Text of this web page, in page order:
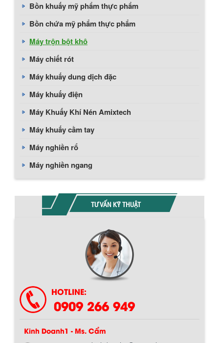
Bồn khuấy mỹ phẩm thực phẩm
Bồn chứa mỹ phẩm thực phẩm
Máy trộn bột khô
Máy chiết rót
Máy khuấy dung dịch đặc
Máy khuấy điện
Máy Khuấy Khí Nén Amixtech
Máy khuấy cầm tay
Máy nghiền rổ
Máy nghiền ngang
TƯ VẤN KỸ THUẬT
HOTLINE:
0909 266 949
Kinh Doanh1 - Ms. Cẩm
Chính sách giao hàng